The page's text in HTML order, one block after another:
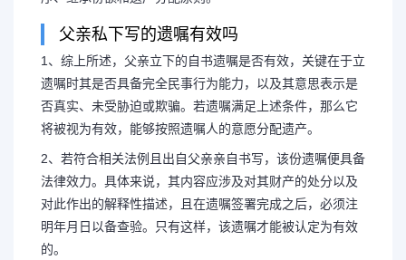
父亲私下写的遗嘱有效吗
1、综上所述，父亲立下的自书遗嘱是否有效，关键在于立
遗嘱时其是否具备完全民事行为能力，以及其意思表示是
否真实、未受胁迫或欺骗。若遗嘱满足上述条件，那么它
将被视为有效，能够按照遗嘱人的意愿分配遗产。
2、若符合相关法例且出自父亲亲自书写，该份遗嘱便具备
法律效力。具体来说，其内容应涉及对其财产的处分以及
对此作出的解释性描述，且在遗嘱签署完成之后，必须注
明年月日以备查验。只有这样，该遗嘱才能被认定为有效
的。